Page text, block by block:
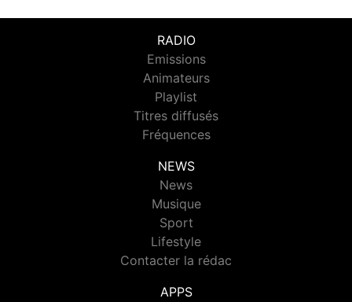
RADIO
Emissions
Animateurs
Playlist
Titres diffusés
Fréquences
NEWS
News
Musique
Sport
Lifestyle
Contacter la rédac
APPS